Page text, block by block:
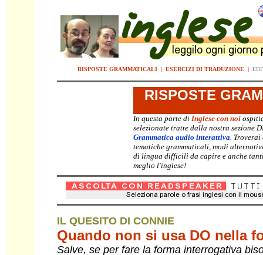
RISPOSTE GRAMMATICALI | ESERCIZI DI TRADUZIONE |
RISPOSTE
In questa parte di Inglese con noi
selezionate tratte dalla nostra sezione
Grammatica audio interattiva .
tematiche grammaticali, modi
di lingua difficili da capire e anche
meglio l'inglese!
IL QUESITO DI CONNIE
Quando non si usa DO nella
Salve, se per fare la forma interrogativa